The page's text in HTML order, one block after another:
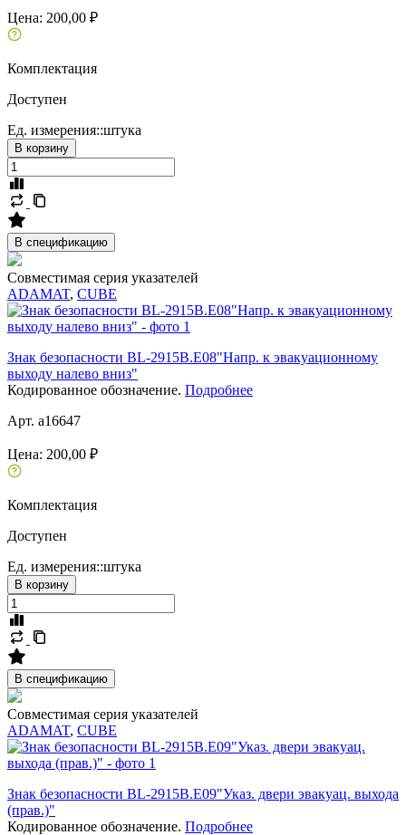
Цена: 200,00 ₽
Комплектация
Доступен
Ед. измерения::штука
В корзину
В спецификацию
Совместимая серия указателей
ADAMAT, CUBE
Знак безопасности BL-2915B.E08"Напр. к эвакуационному
выходу налево вниз"
Кодированное обозначение. Подробнее
Арт. a16647
Цена: 200,00 ₽
Комплектация
Доступен
Ед. измерения::штука
В корзину
В спецификацию
Совместимая серия указателей
ADAMAT, CUBE
Знак безопасности BL-2915B.E09"Указ. двери эвакуац. выхода
(прав.)"
Кодированное обозначение. Подробнее